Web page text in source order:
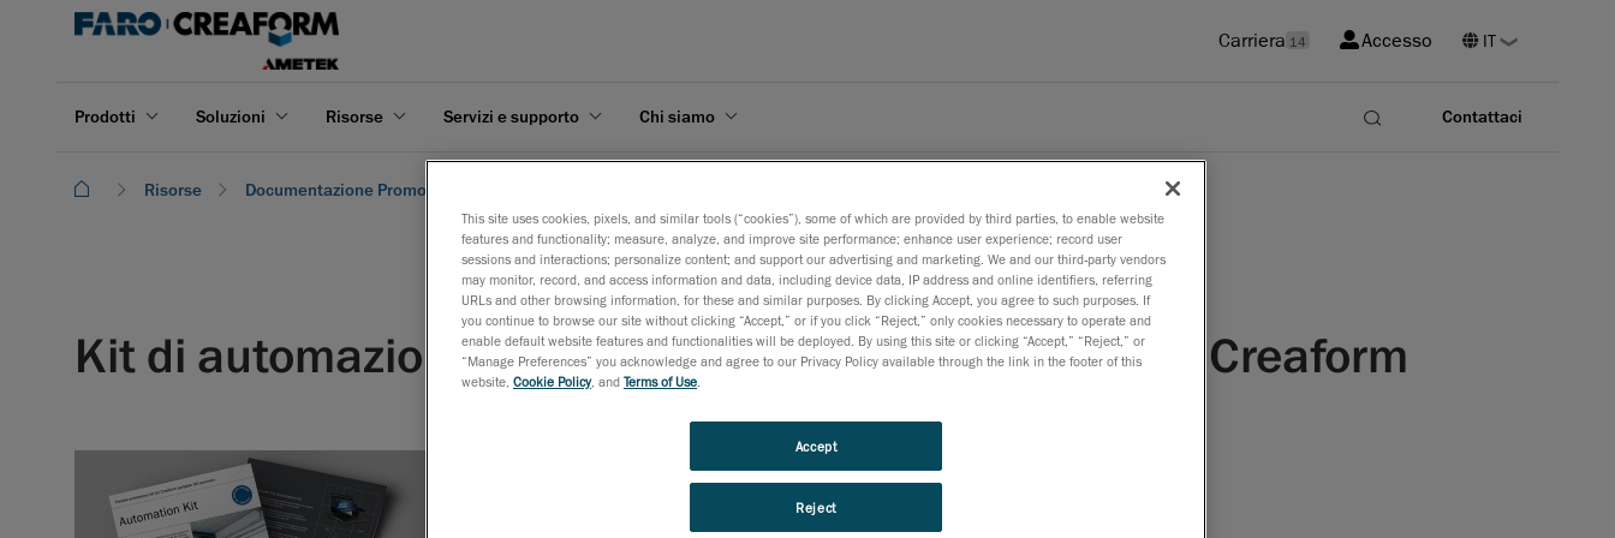
Carriera 14 Accesso
Prodotti Soluzioni Risorse Servizi e supporto Chi siamo Contattaci
Risorse Documentazione Promozionale
Kit di automazione flessibile per scanner 3D portatili Creaform
3D e MetraSCAN 3D, consentendo agli utenti di utilizzarli sia in modalità portatile che
This site uses cookies, pixels, and similar tools (“cookies”), some of which are provided by third parties, to enable website
features and functionality; measure, analyze, and improve site performance; enhance user experience; record user
sessions and interactions; personalize content; and support our advertising and marketing. We and our third-party vendors
may monitor, record, and access information and data, including device data, IP address and online identifiers, referring
URLs and other browsing information, for these and similar purposes. By clicking Accept, you agree to such purposes. If
you continue to browse our site without clicking “Accept,” or if you click “Reject,” only cookies necessary to operate and
enable default website features and functionalities will be deployed. By using this site or clicking “Accept,” “Reject,” or
“Manage Preferences” you acknowledge and agree to our Privacy Policy available through the link in the footer of this
website, Cookie Policy, and Terms of Use
Reject
Accept